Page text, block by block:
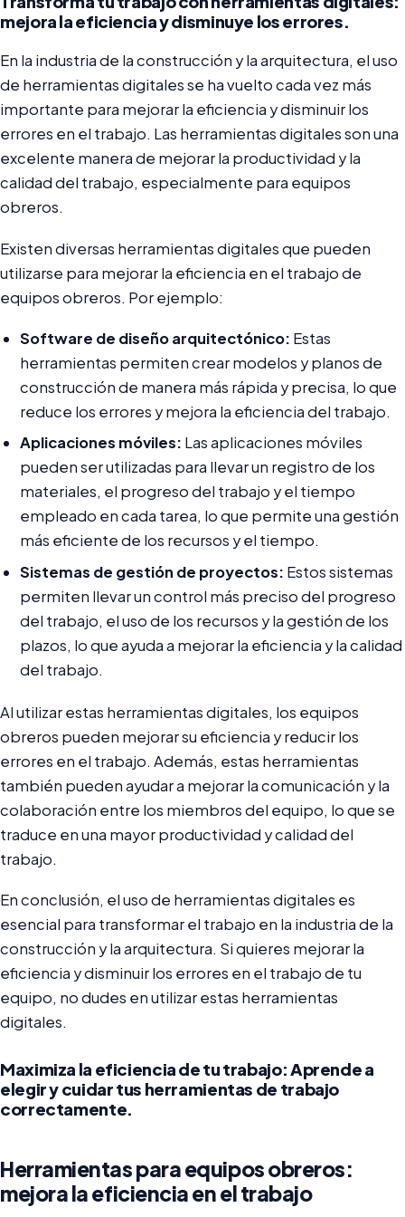
mejora la eficiencia y disminuye los errores.
En la industria de la construcción y la arquitectura, el uso
de herramientas digitales se ha vuelto cada vez más
importante para mejorar la eficiencia y disminuir los
errores en el trabajo. Las herramientas digitales son una
excelente manera de mejorar la productividad y la
calidad del trabajo, especialmente para equipos
obreros.
Existen diversas herramientas digitales que pueden
utilizarse para mejorar la eficiencia en el trabajo de
equipos obreros. Por ejemplo:
Software de diseño arquitectónico: Estas
herramientas permiten crear modelos y planos de
construcción de manera más rápida y precisa, lo que
reduce los errores y mejora la eficiencia del trabajo.
Aplicaciones móviles: Las aplicaciones móviles
pueden ser utilizadas para llevar un registro de los
materiales, el progreso del trabajo y el tiempo
empleado en cada tarea, lo que permite una gestión
más eficiente de los recursos y el tiempo.
Sistemas de gestión de proyectos: Estos sistemas
permiten llevar un control más preciso del progreso
del trabajo, el uso de los recursos y la gestión de los
plazos, lo que ayuda a mejorar la eficiencia y la calidad
del trabajo.
Al utilizar estas herramientas digitales, los equipos
obreros pueden mejorar su eficiencia y reducir los
errores en el trabajo. Además, estas herramientas
también pueden ayudar a mejorar la comunicación y la
colaboración entre los miembros del equipo, lo que se
traduce en una mayor productividad y calidad del
trabajo.
En conclusión, el uso de herramientas digitales es
esencial para transformar el trabajo en la industria de la
construcción y la arquitectura. Si quieres mejorar la
eficiencia y disminuir los errores en el trabajo de tu
equipo, no dudes en utilizar estas herramientas
digitales.
Maximiza la eficiencia de tu trabajo: Aprende a
elegir y cuidar tus herramientas de trabajo
correctamente.
Herramientas para equipos obreros:
mejora la eficiencia en el trabajo